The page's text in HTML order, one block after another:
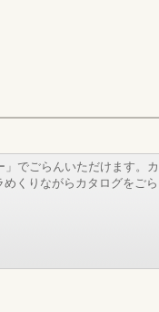
でごらんいただけます。カ
くりながらカタログをごら